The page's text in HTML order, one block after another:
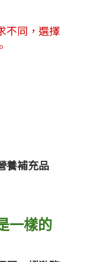
不同，選擇
養補充品
一樣的